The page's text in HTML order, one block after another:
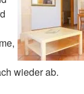
wieder ab.